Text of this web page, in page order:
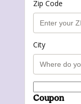
Zip Code
City
Coupon